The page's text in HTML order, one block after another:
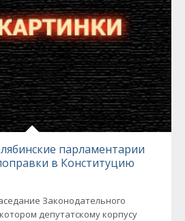
парламентарии
в Конституцию
Законодательного
депутатскому корпусу